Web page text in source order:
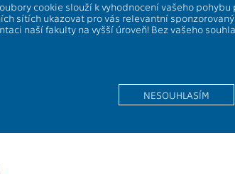
cookie slouží k vyhodnocení vašeho pohybu
sítích ukazovat pro vás relevantní
naší fakulty na vyšší úroveň! Bez vašeho
NESOUHLASÍM